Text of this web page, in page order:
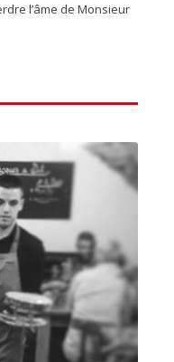
l’âme de Monsieur